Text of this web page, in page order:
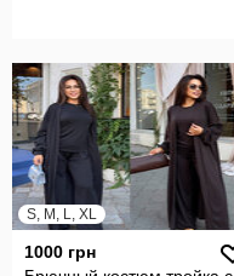
S, M, L, XL
1000 грн